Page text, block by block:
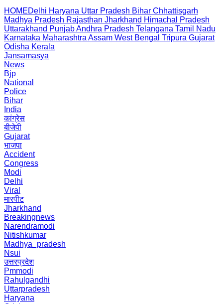
HOMEDelhi Haryana Uttar Pradesh Bihar Chhattisgarh
Madhya Pradesh Rajasthan Jharkhand Himachal Pradesh
Uttarakhand PunjabAndhra Pradesh Telangana Tamil Nadu
Karnataka Maharashtra Assam West Bengal Tripura Gujarat
Odisha Kerala
Jansamasya
News
Bjp
National
Police
Bihar
India
कांग्रेस
बीजेपी
Gujarat
भाजपा
Accident
Congress
Modi
Delhi
Viral
मारपीट
Jharkhand
Breakingnews
Narendramodi
Nitishkumar
Madhya_pradesh
Nsui
उत्तरप्रदेश
Pmmodi
Rahulgandhi
Uttarpradesh
Haryana